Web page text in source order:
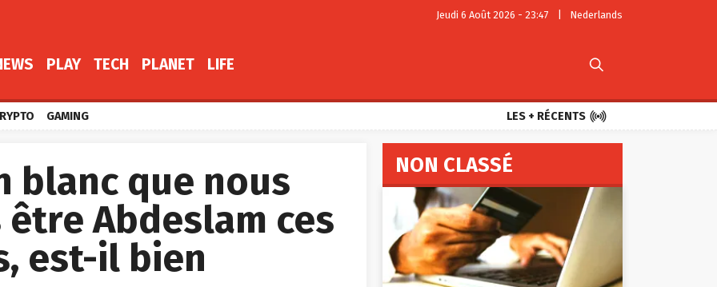
Jeudi 6 Août 2026 - 23:47 Nederlands
PLAY TECH PLANET LIFE 
GAMING LES + RÉCENTS 
blanc que nous
Abdeslam ces
est-il bien
NON CLASSÉ